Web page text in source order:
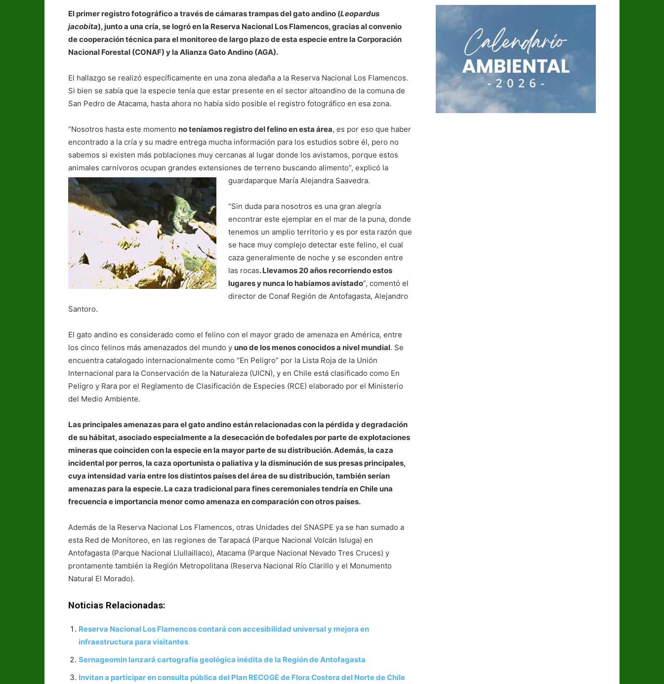
El primer registro fotográfico a través de cámaras trampas del gato andino (Leopardus
jacobita), junto a una cría, se logró en la Reserva Nacional Los Flamencos, gracias al convenio
de cooperación técnica para el monitoreo de largo plazo de esta especie entre la Corporación
Nacional Forestal (CONAF) y la Alianza Gato Andino (AGA).
El hallazgo se realizó específicamente en una zona aledaña a la Reserva Nacional Los Flamencos.
Si bien se sabía que la especie tenía que estar presente en el sector altoandino de la comuna de
San Pedro de Atacama, hasta ahora no había sido posible el registro fotográfico en esa zona.
“Nosotros hasta este momento no teníamos registro del felino en esta área, es por eso que haber
encontrado a la cría y su madre entrega mucha información para los estudios sobre él, pero no
sabemos si existen más poblaciones muy cercanas al lugar donde los avistamos, porque estos
animales carnívoros ocupan grandes extensiones de terreno buscando alimento”, explicó la
guardaparque María Alejandra Saavedra.
“Sin duda para nosotros es una gran alegría
encontrar este ejemplar en el mar de la puna, donde
tenemos un amplio territorio y es por esta razón que
se hace muy complejo detectar este felino, el cual
caza generalmente de noche y se esconden entre
las rocas. Llevamos 20 años recorriendo estos
lugares y nunca lo habíamos avistado”, comentó el
director de Conaf Región de Antofagasta, Alejandro
Santoro.
El gato andino es considerado como el felino con el mayor grado de amenaza en América, entre
los cinco felinos más amenazados del mundo y uno de los menos conocidos a nivel mundial. Se
encuentra catalogado internacionalmente como “En Peligro” por la Lista Roja de la Unión
Internacional para la Conservación de la Naturaleza (UICN), y en Chile está clasificado como En
Peligro y Rara por el Reglamento de Clasificación de Especies (RCE) elaborado por el Ministerio
del Medio Ambiente.
Las principales amenazas para el gato andino están relacionadas con la pérdida y degradación
de su hábitat, asociado especialmente a la desecación de bofedales por parte de explotaciones
mineras que coinciden con la especie en la mayor parte de su distribución. Además, la caza
incidental por perros, la caza oportunista o paliativa y la disminución de sus presas principales,
cuya intensidad varía entre los distintos países del área de su distribución, también serían
amenazas para la especie. La caza tradicional para fines ceremoniales tendría en Chile una
frecuencia e importancia menor como amenaza en comparación con otros países.
Además de la Reserva Nacional Los Flamencos, otras Unidades del SNASPE ya se han sumado a
esta Red de Monitoreo, en las regiones de Tarapacá (Parque Nacional Volcán Isluga) en
Antofagasta (Parque Nacional Llullaillaco), Atacama (Parque Nacional Nevado Tres Cruces) y
prontamente también la Región Metropolitana (Reserva Nacional Río Clarillo y el Monumento
Natural El Morado).
Noticias Relacionadas:
Reserva Nacional Los Flamencos contará con accesibilidad universal y mejora en
infraestructura para visitantes
Sernageomin lanzará cartografía geológica inédita de la Región de Antofagasta
Invitan a participar en consulta pública del Plan RECOGE de Flora Costera del Norte de Chile